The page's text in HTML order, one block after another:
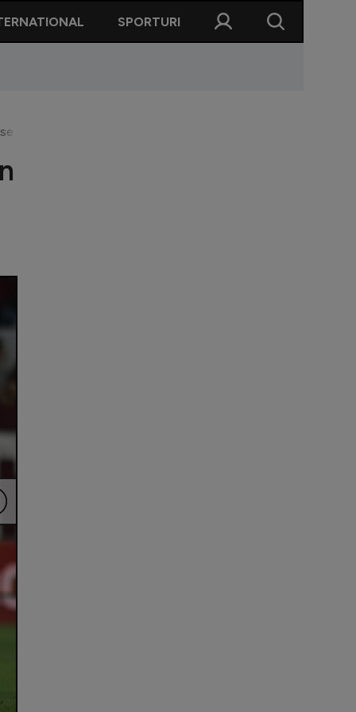
SPORTURI
”Trebuia să ard înregistrarea”. Pe ce loc a pus FCSB